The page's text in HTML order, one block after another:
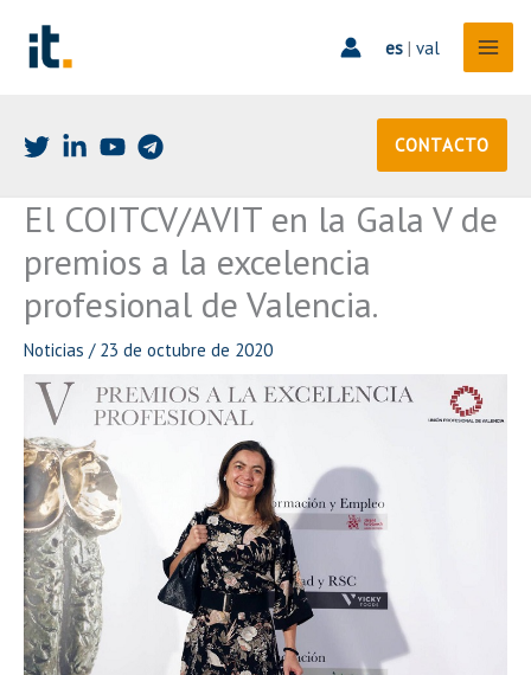
contenido
es| val
CONTACTO
El COITCV/AVIT en la Gala V de
premios a la excelencia
profesional de Valencia.
Noticias / 23 de octubre de 2020